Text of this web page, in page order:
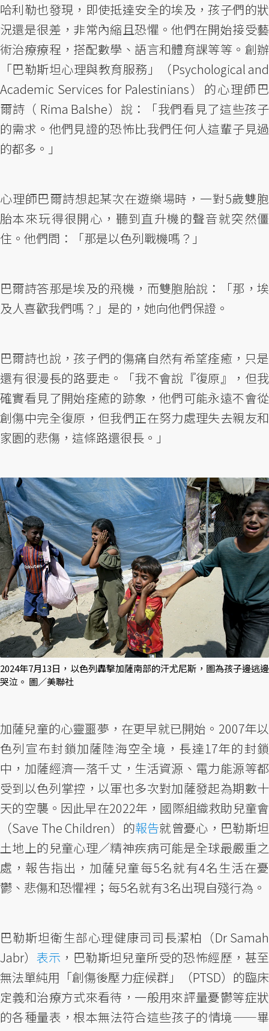
哈利勒也發現，即使抵達安全的埃及，孩子們的狀
況還是很差，非常內縮且恐懼。他們在開始接受藝
術治療療程，搭配數學、語言和體育課等等。創辦
「巴勒斯坦心理與教育服務」（Psychological and
Academic Services for Palestinians）的心理師巴
爾詩（ Rima Balshe）說：「我們看見了這些孩子
的需求。他們見證的恐怖比我們任何人這輩子見過
的都多。」
心理師巴爾詩想起某次在遊樂場時，一對5歲雙胞
胎本來玩得很開心，聽到直升機的聲音就突然僵
住。他們問：「那是以色列戰機嗎？」
巴爾詩答那是埃及的飛機，而雙胞胎說：「那，埃
及人喜歡我們嗎？」是的，她向他們保證。
巴爾詩也說，孩子們的傷痛自然有希望痊癒，只是
還有很漫長的路要走。「我不會說『復原』，但我
確實看見了開始痊癒的跡象，他們可能永遠不會從
創傷中完全復原，但我們正在努力處理失去親友和
家園的悲傷，這條路還很長。」
2024年7月13日，以色列轟擊加薩南部的汗尤尼斯，圖為孩子邊逃邊
哭泣。 圖／美聯社
加薩兒童的心靈噩夢，在更早就已開始。2007年以
色列宣布封鎖加薩陸海空全境，長達17年的封鎖
中，加薩經濟一落千丈，生活資源、電力能源等都
受到以色列掌控，以軍也多次對加薩發起為期數十
天的空襲。因此早在2022年，國際組織救助兒童會
（Save The Children）的報告就曾憂心，巴勒斯坦
土地上的兒童心理／精神疾病可能是全球最嚴重之
處，報告指出，加薩兒童每5名就有4名生活在憂
鬱、悲傷和恐懼裡；每5名就有3名出現自殘行為。
巴勒斯坦衛生部心理健康司司長潔柏（Dr Samah
Jabr） 表示 ，巴勒斯坦兒童所受的恐怖經歷，甚至
無法單純用「創傷後壓力症候群」（PTSD）的臨床
定義和治療方式來看待，一般用來評量憂鬱等症狀
的各種量表，根本無法符合這些孩子的情境——畢